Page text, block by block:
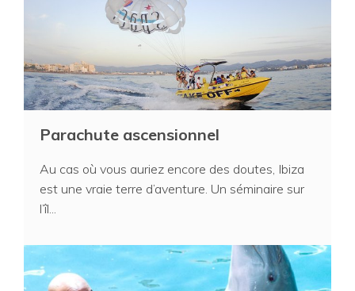
Parachute ascensionnel
Au cas où vous auriez encore des doutes, Ibiza
est une vraie terre d’aventure. Un séminaire sur
l’îl...